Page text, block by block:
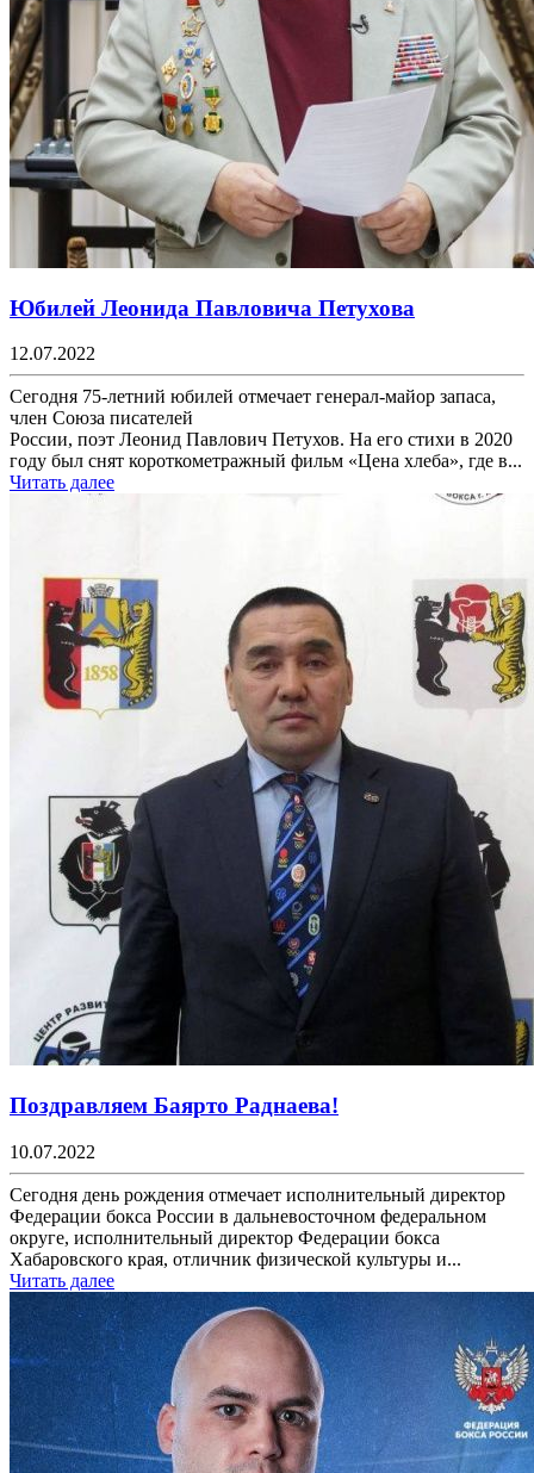
Юбилей Леонида Павловича Петухова
12.07.2022
Сегодня 75-летний юбилей отмечает генерал-майор запаса,
член Союза писателей
России, поэт Леонид Павлович Петухов. На его стихи в 2020
году был снят короткометражный фильм «Цена хлеба», где в...
Читать далее
Поздравляем Баярто Раднаева!
10.07.2022
Сегодня день рождения отмечает исполнительный директор
Федерации бокса России в дальневосточном федеральном
округе, исполнительный директор Федерации бокса
Хабаровского края, отличник физической культуры и...
Читать далее